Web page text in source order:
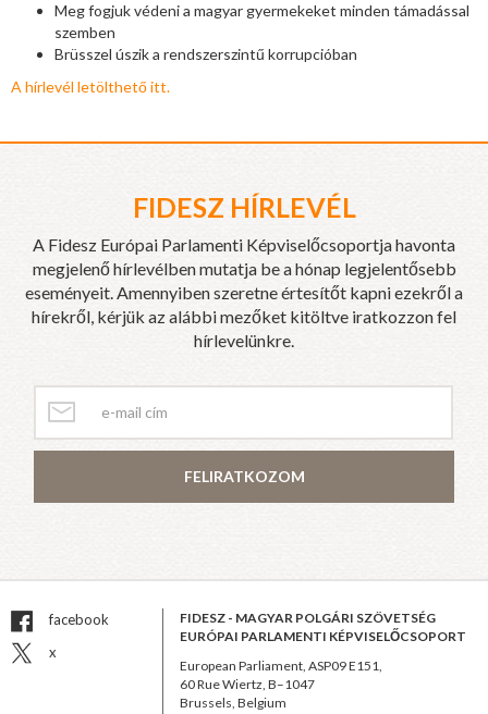
Meg fogjuk védeni a magyar gyermekeket minden támadással
szemben
Brüsszel úszik a rendszerszintű korrupcióban
A hírlevél letölthető itt.
FIDESZ HÍRLEVÉL
A Fidesz Európai Parlamenti Képviselőcsoportja havonta
megjelenő hírlevélben mutatja be a hónap legjelentősebb
eseményeit. Amennyiben szeretne értesítőt kapni ezekről a
hírekről, kérjük az alábbi mezőket kitöltve iratkozzon fel
hírlevelünkre.
FELIRATKOZOM
facebook
x
FIDESZ - MAGYAR POLGÁRI SZÖVETSÉG
EURÓPAI PARLAMENTI KÉPVISELŐCSOPORT
European Parliament, ASP09 E151,
60 Rue Wiertz, B–1047
Brussels, Belgium